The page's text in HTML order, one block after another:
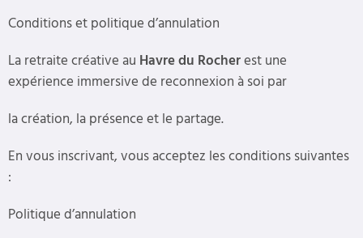
Conditions et politique d’annulation
La retraite créative au Havre du Rocherest une
expérience immersive de reconnexion à soi par
la création, la présence et le partage.
En vous inscrivant, vous acceptez les conditions suivantes
:
Politique d’annulation